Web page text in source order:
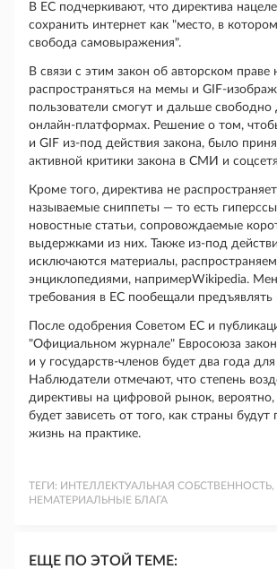
В ЕС подчеркивают, что директива
сохранить интернет как "место, в
свобода самовыражения".
В связи с этим закон об авторском праве
распространяться на мемы и GIF-
пользователи смогут и дальше свободно
онлайн-платформах. Решение о том,
и GIF из-под действия закона, было
активной критики закона в СМИ и
Кроме того, директива не
называемые сниппеты — то есть
новостные статьи, сопровождаемые
выдержками из них. Также из-под
исключаются материалы,
энциклопедиями, напримерWikipedia.
требования в ЕС пообещали предъявлять
После одобрения Советом ЕС и
"Официальном журнале" Евросоюза закон
и у государств-членов будет два года
Наблюдатели отмечают, что степень
директивы на цифровой рынок,
будет зависеть от того, как страны будут
жизнь на практике.
ТЕГИ: ИНТЕЛЛЕКТУАЛЬНАЯ СОБСТВЕННОСТЬ,
НЕМАТЕРИАЛЬНЫЕ БЛАГА
ЕЩЕ ПО ЭТОЙ ТЕМЕ: